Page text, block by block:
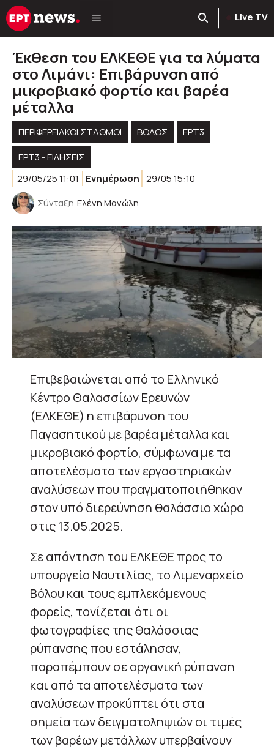
Μετάβαση
σε
Live TV
Έκθεση του ΕΛΚΕΘΕ για τα λύματα
στο Λιμάνι: Επιβάρυνση από
μικροβιακό φορτίο και βαρέα
μέταλλα
ΠΕΡΙΦΕΡΕΙΑΚΟΊ ΣΤΑΘΜΟΊ ΒΟΛΟΣ
ΕΡΤ3
ΕΡΤ3 - ΕΙΔΉΣΕΙΣ
29/05/25 11:01
Ενημέρωση 29/05 15:10
Σύνταξη Ελένη Μανώλη
Επιβεβαιώνεται από το Ελληνικό
Κέντρο Θαλασσίων Ερευνών
(ΕΛΚΕΘΕ) η επιβάρυνση του
Παγασητικού με βαρέα μέταλλα και
μικροβιακό φορτίο, σύμφωνα με τα
αποτελέσματα των εργαστηριακών
αναλύσεων που πραγματοποιήθηκαν
στον υπό διερεύνηση θαλάσσιο χώρο
στις 13.05.2025.
Σε απάντηση του ΕΛΚΕΘΕ προς το
υπουργείο Ναυτιλίας, το Λιμεναρχείο
Βόλου και τους εμπλεκόμενους
φορείς, τονίζεται ότι οι
φωτογραφίες της θαλάσσιας
ρύπανσης που εστάλησαν,
παραπέμπουν σε οργανική ρύπανση
και από τα αποτελέσματα των
αναλύσεων προκύπτει ότι στα
σημεία των δειγματοληψιών οι τιμές
των βαρέων μετάλλων υπερβαίνουν